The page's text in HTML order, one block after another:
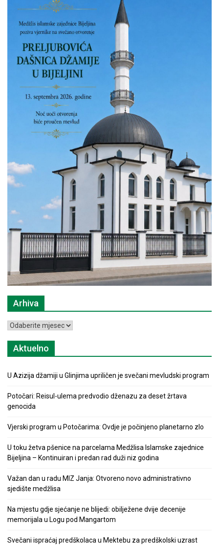
Arhiva
Arhiva
Aktuelno
U Azizija džamiji u Glinjima upriličen je svečani mevludski program
Potočari: Reisul-ulema predvodio dženazu za deset žrtava
genocida
Vjerski program u Potočarima: Ovdje je počinjeno planetarno zlo
U toku žetva pšenice na parcelama Medžlisa Islamske zajednice
Bijeljina – Kontinuiran i predan rad duži niz godina
Važan dan u radu MIZ Janja: Otvoreno novo administrativno
sjedište medžlisa
Na mjestu gdje sjećanje ne blijedi: obilježene dvije decenije
memorijala u Logu pod Mangartom
Svečani ispraćaj predškolaca u Mektebu za predškolski uzrast